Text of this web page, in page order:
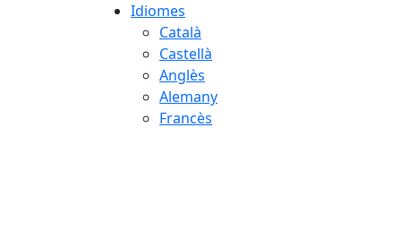
Idiomes
Català
Castellà
Anglès
Alemany
Francès